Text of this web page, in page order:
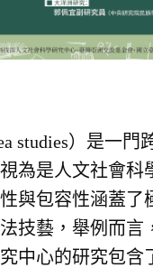
studies）是一門
為是人文社會科
與包容性涵蓋了
技藝，舉例而言
中心的研究包含